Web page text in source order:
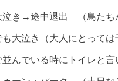
泣き→途中退出 （鳥たち
も大泣き（大人にとって
並んでいる時にトイレと